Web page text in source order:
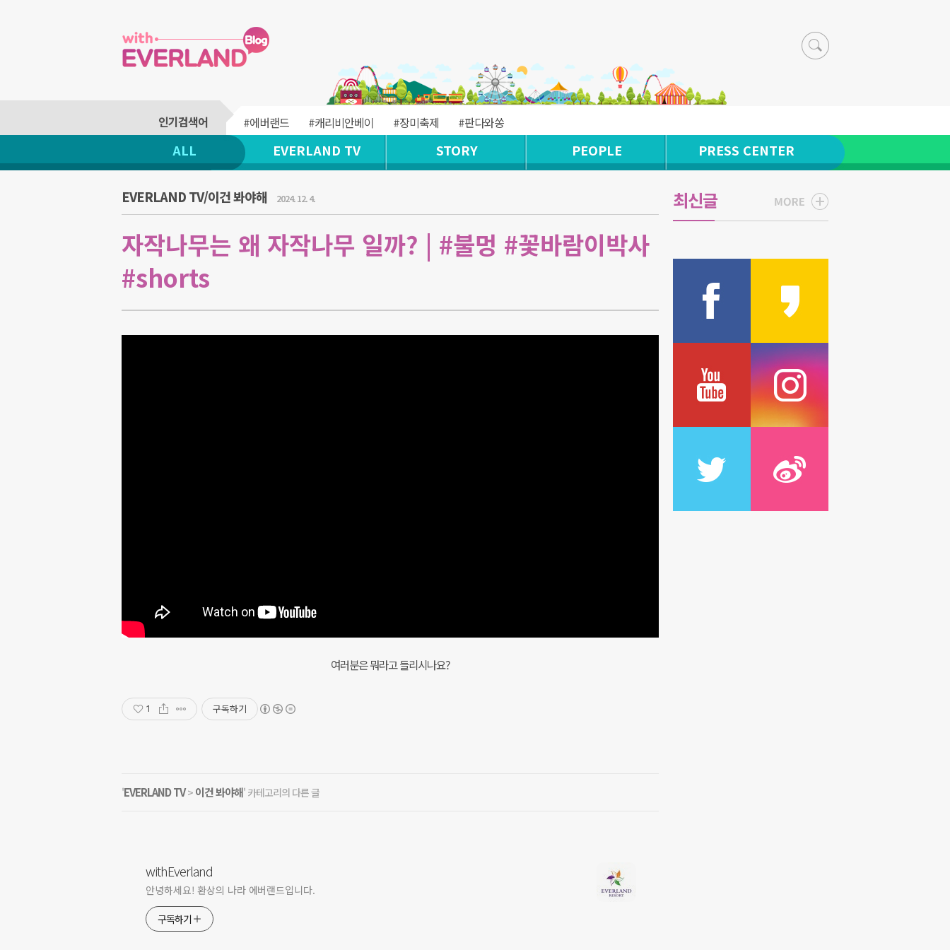
#에버랜드 #캐리비안베이 #장미축제 #판다와쏭
ALL EVERLAND TV STORY PEOPLE PRESS CENTER
EVERLAND TV/이건 봐야해 2024. 12. 4.
자작나무는 왜 자작나무 일까? | #불멍 #꽃바람이박사
#shorts
여러분은 뭐라고 들리시나요?
1 구독하기
'EVERLAND TV> 이건 봐야해' 카테고리의 다른 글
withEverland
안녕하세요! 환상의 나라 에버랜드입니다.
구독하기
최신글